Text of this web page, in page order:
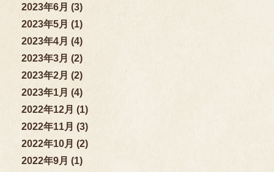
2023年6月 (3)
2023年5月 (1)
2023年4月 (4)
2023年3月 (2)
2023年2月 (2)
2023年1月 (4)
2022年12月 (1)
2022年11月 (3)
2022年10月 (2)
2022年9月 (1)